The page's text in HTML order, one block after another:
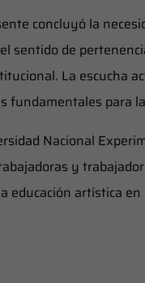
concluyó la
sentido de
La escucha
fundamentales para
Nacional
y
educación artística en